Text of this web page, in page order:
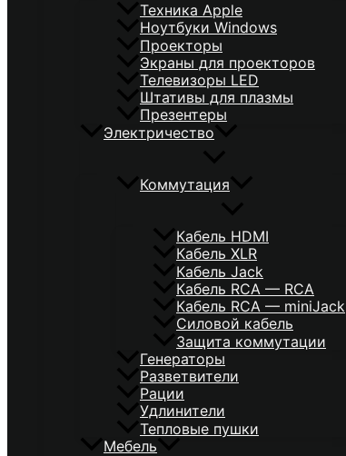
Техника Apple
Ноутбуки Windows
Проекторы
Экраны для проекторов
Телевизоры LED
Штативы для плазмы
Презентеры
Электричество
Коммутация
Кабель HDMI
Кабель XLR
Кабель Jack
Кабель RCA — RCA
Кабель RCA — miniJack
Силовой кабель
Защита коммутации
Генераторы
Разветвители
Рации
Удлинители
Тепловые пушки
Мебель